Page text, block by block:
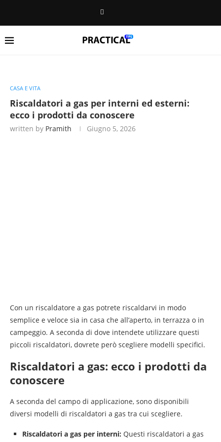
CASA E VITA
Riscaldatori a gas per interni ed esterni:
ecco i prodotti da conoscere
written by Pramith Giugno 5, 2026
Con un riscaldatore a gas potrete riscaldarvi in modo
semplice e veloce sia in casa che all’aperto, in terrazza o in
campeggio. A seconda di dove intendete utilizzare questi
piccoli riscaldatori, dovrete però scegliere modelli specifici.
Riscaldatori a gas: ecco i prodotti da
conoscere
A seconda del campo di applicazione, sono disponibili
diversi modelli di riscaldatori a gas tra cui scegliere.
Riscaldatori a gas per interni: Questi riscaldatori a gas